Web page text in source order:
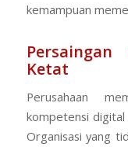
kemampuan
Ketat
Perusahaan
kompetensi
Organisasi yang